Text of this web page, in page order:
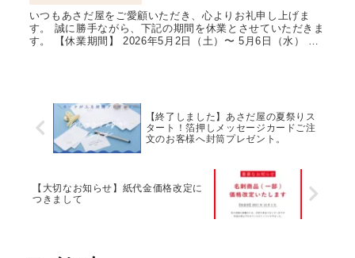
いつもあさだ屋をご愛顧いただき、心よりお礼申し上げま
す。 誠に勝手ながら、下記の期間を休業とさせていただきま
す。 【休業期間】 2026年5月2日（土）〜 5月6日（水） 休
【終了しました】あさだ屋の夏祭りス
タート！箔押しメッセージカードご注
文のお客様へ封筒プレゼント。
【大切なお知らせ】紙代金価格改定に
つきまして